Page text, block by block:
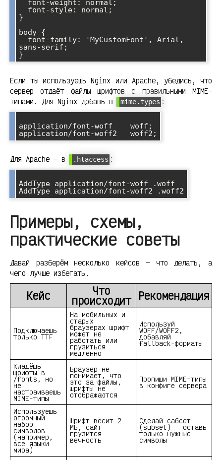
}
body {
sans-serif;
Если ты используешь Nginx или Apache, убедись, что
сервер отдаёт файлы шрифтов с правильными MIME-
типами. Для Nginx добавь в
mime.types :
application/font-woff    woff;
Для Apache — в .htaccess :
AddType application/font-woff .woff
Примеры, схемы,
практические советы
Давай разберём несколько кейсов — что делать, а
чего лучше избегать.
Кейс Что
происходит Рекомендация
Подключаешь
только TTF
На мобильных и
старых
браузерах шрифт
может не
работать или
грузиться
медленно
Используй
WOFF/WOFF2,
добавляй
fallback-форматы
Кладёшь
шрифты в
/fonts, но
не
настраиваешь
MIME-типы
Браузер не
понимает, что
это за файлы,
шрифты не
отображаются
Пропиши MIME-типы
в конфиге сервера
Используешь
огромный
набор
символов
(например,
все языки
мира)
Шрифт весит 2
МБ, сайт
грузится
вечность
Сделай сабсет
(subset) — оставь
только нужные
символы